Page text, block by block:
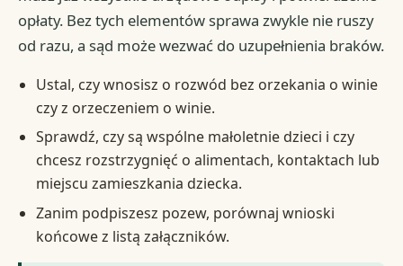
opłaty. Bez tych elementów sprawa zwykle nie ruszy
od razu, a sąd może wezwać do uzupełnienia braków.
Ustal, czy wnosisz o rozwód bez orzekania o winie
czy z orzeczeniem o winie.
Sprawdź, czy są wspólne małoletnie dzieci i czy
chcesz rozstrzygnięć o alimentach, kontaktach lub
miejscu zamieszkania dziecka.
Zanim podpiszesz pozew, porównaj wnioski
końcowe z listą załączników.